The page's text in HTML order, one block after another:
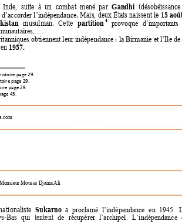
Inde, suite à un combat mené par Gandhi (désobéissance
d’accorder l’indépendance. Mais, deux États naissent le 15
musulman. Cette partition4 provoque
d’importants
…
obtiennent leur indépendance : la Birmanie et l’Ile
1957.
page 29.
page 29.
page 29.
43.
Moussa Djama Ali
onaliste Sukarno a proclamé l’indépendance en 1945.
Bas qui tentent de récupérer l’archipel. L’indépendance